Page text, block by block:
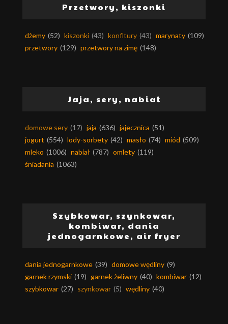
Przetwory, kiszonki
dżemy (52) kiszonki (43) konfitury (43) marynaty (109)
przetwory (129) przetwory na zimę (148)
Jaja, sery, nabiał
domowe sery (17) jaja (636) jajecznica (51)
jogurt (554) lody-sorbety (42) masło (74) miód (509)
mleko (1006) nabiał (787) omlety (119)
śniadania (1063)
Szybkowar, szynkowar,
kombiwar, dania
jednogarnkowe, air fryer
dania jednogarnkowe (39) domowe wędliny (9)
garnek rzymski (19) garnek żeliwny (40) kombiwar (12)
szybkowar (27) szynkowar (5) wędliny (40)